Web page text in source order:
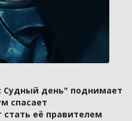
Судный день" поднимает
спасает
её правителем